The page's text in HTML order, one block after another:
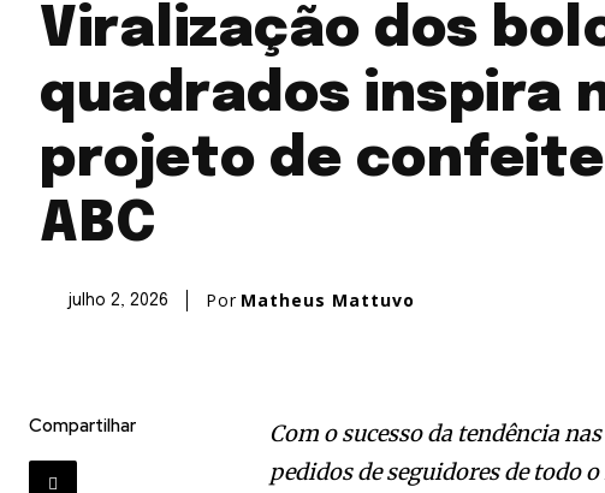
Viralização dos
quadrados inspira
projeto de
ABC
julho 2, 2026 Por Matheus Mattuvo
Compartilhar
Com o sucesso da tendência
pedidos de seguidores de todo